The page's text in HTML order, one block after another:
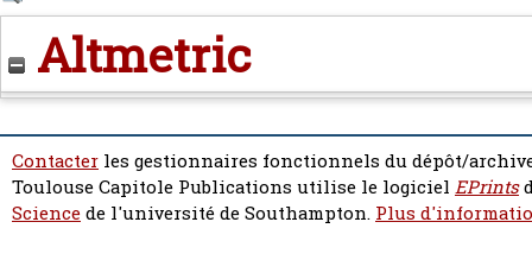
Altmetric
Contacter les gestionnaires fonctionnels du dépôt/
Toulouse Capitole Publications utilise le logiciel EPrints
Sciencede l'université de Southampton. Plus